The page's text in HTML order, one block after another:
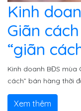
Kinh
Giãn
“giãn
Kinh doanh BĐS mùa
cách” bán hàng thời
Xem thêm